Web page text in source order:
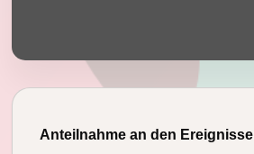
Anteilnahme an den